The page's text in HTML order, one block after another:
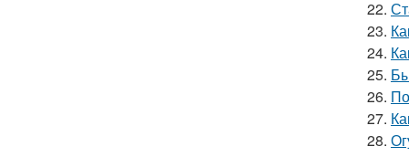
22.
23.
24.
25.
26.
27.
28.